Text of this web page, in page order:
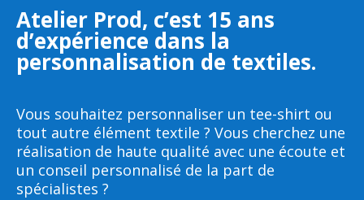
Atelier Prod, c’est 15 ans
d’expérience dans la
personnalisation de textiles.
Vous souhaitez personnaliser un tee-shirt ou
tout autre élément textile ? Vous cherchez une
réalisation de haute qualité avec une écoute et
un conseil personnalisé de la part de
spécialistes ?